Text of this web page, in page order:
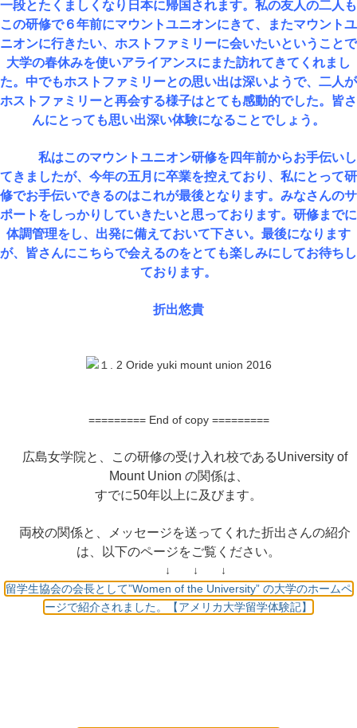
一段とたくましくなり日本に帰国されます。私の友人の二人も
この研修で６年前にマウントユニオンにきて、またマウントユ
ニオンに行きたい、ホストファミリーに会いたいということで
大学の春休みを使いアライアンスにまた訪れてきてくれまし
た。中でもホストファミリーとの思い出は深いようで、二人が
ホストファミリーと再会する様子はとても感動的でした。皆さ
んにとっても思い出深い体験になることでしょう。
私はこのマウントユニオン研修を四年前からお手伝いし
てきましたが、今年の五月に卒業を控えており、私にとって研
修でお手伝いできるのはこれが最後となります。みなさんのサ
ポートをしっかりしていきたいと思っております。研修までに
体調管理をし、出発に備えておいて下さい。最後になります
が、皆さんにこちらで会えるのをとても楽しみにしてお待ちし
ております。
折出悠貴
========= End of copy =========
広島女学院と、この研修の受け入れ校であるUniversity of
Mount Union の関係は、
すでに50年以上に及びます。
両校の関係と、メッセージを送ってくれた折出さんの紹介
は、以下のページをご覧ください。
↓ ↓ ↓
留学生協会の会長として”Women of the University” の大学のホームペ
ージで紹介されました。【アメリカ大学留学体験記】